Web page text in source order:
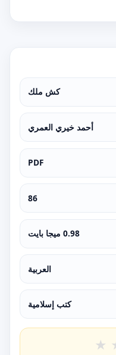
كش ملك
أحمد خيري العمري
PDF
86
0.98 ميجا بايت
العربية
كتب إسلامية
★